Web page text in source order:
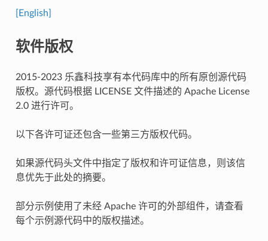
[English]
软件版权
2015-2023 乐鑫科技享有本代码库中的所有原创源代码
版权。源代码根据 LICENSE 文件描述的 Apache License
2.0 进行许可。
以下各许可证还包含一些第三方版权代码。
如果源代码头文件中指定了版权和许可证信息，则该信
息优先于此处的摘要。
部分示例使用了未经 Apache 许可的外部组件，请查看
每个示例源代码中的版权描述。